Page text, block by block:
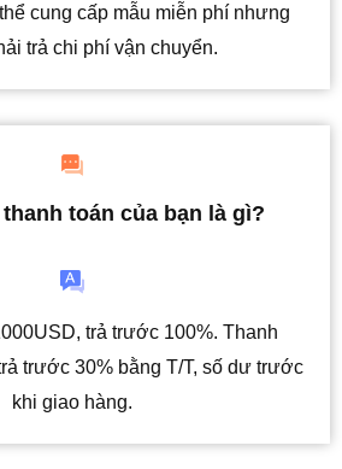
cung cấp mẫu miễn phí nhưng
trả chi phí vận chuyển.
toán của bạn là gì?
trả trước 100%. Thanh
trước 30% bằng T/T, số dư trước
khi giao hàng.